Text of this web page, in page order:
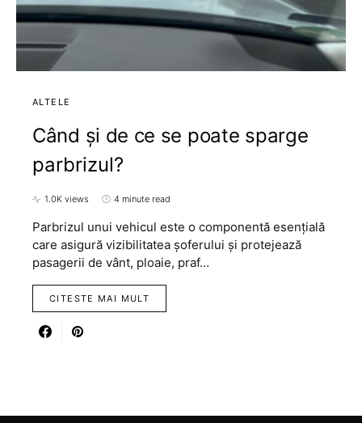
ALTELE
Când și de ce se poate sparge
parbrizul?
1.0K views 4 minute read
Parbrizul unui vehicul este o componentă esențială
care asigură vizibilitatea șoferului și protejează
pasagerii de vânt, ploaie, praf…
CITESTE MAI MULT